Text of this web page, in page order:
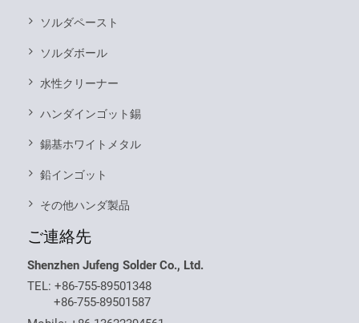
ソルダペースト
ソルダボール
水性クリーナー
ハンダインゴット錫
錫基ホワイトメタル
鉛インゴット
その他ハンダ製品
ご連絡先
Shenzhen Jufeng Solder Co., Ltd.
TEL:+86-755-89501348
+86-755-89501587